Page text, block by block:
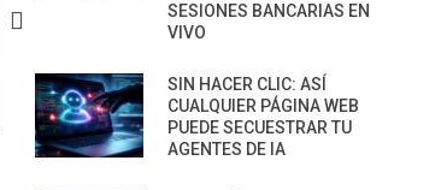
CÓMO LOS HACKERS
COPILOT DENTRO DE VS CODE
PARA ROBAR
SESIONES BANCARIAS EN
VIVO
SIN HACER CLIC: ASÍ
CUALQUIER PÁGINA WEB
PUEDE SECUESTRAR TU
AGENTES DE IA